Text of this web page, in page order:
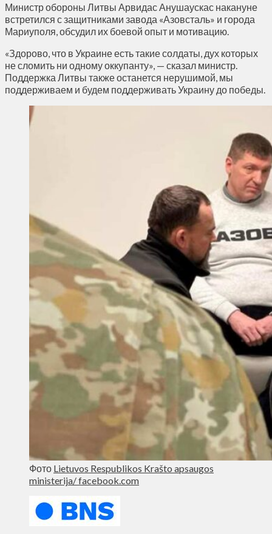
Министр обороны Литвы Арвидас Анушаускас накануне
встретился с защитниками завода «Азовсталь» и города
Мариуполя, обсудил их боевой опыт и мотивацию.
«Здорово, что в Украине есть такие солдаты, дух которых
не сломить ни одному оккупанту», — сказал министр.
Поддержка Литвы также останется нерушимой, мы
поддерживаем и будем поддерживать Украину до победы.
Фото Lietuvos Respublikos Krašto apsaugos
ministerija/ facebook.com